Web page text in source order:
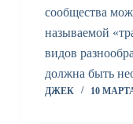
сообщества
называемой
видов
должна быть
ДЖЕК 10